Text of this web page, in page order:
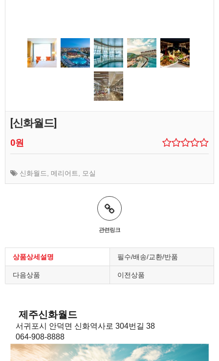
[신화월드]
0원
신화월드 메리어트 모실
관련링크
상품상세설명 필수/배송/교환/반품
다음상품 이전상품
제주신화월드
서귀포시 안덕면 신화역사로 304번길 38
064-908-8888